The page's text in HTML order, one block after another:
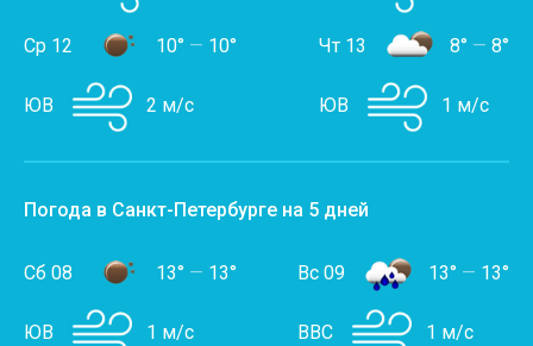
Ср 12 10° — 10°
ЮВ 2 м/с
Чт 13 8° — 8°
ЮВ 1 м/с
Погода в Санкт-Петербурге на 5 дней
Сб 08 13° — 13°
ЮВ 1 м/с
Вс 09 13° — 13°
ВВС 1 м/с